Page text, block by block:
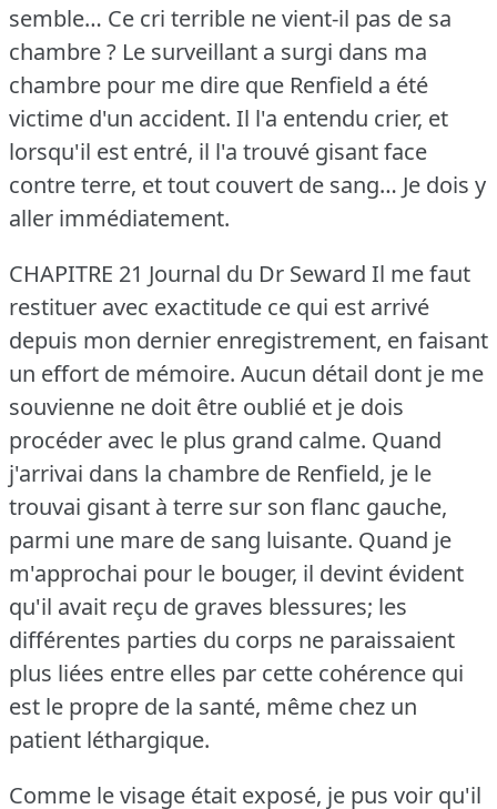
semble… Ce cri terrible ne vient-il pas de sa
chambre ? Le surveillant a surgi dans ma
chambre pour me dire que Renfield a été
victime d'un accident. Il l'a entendu crier, et
lorsqu'il est entré, il l'a trouvé gisant face
contre terre, et tout couvert de sang… Je dois y
aller immédiatement.
CHAPITRE 21 Journal du Dr Seward Il me faut
restituer avec exactitude ce qui est arrivé
depuis mon dernier enregistrement, en faisant
un effort de mémoire. Aucun détail dont je me
souvienne ne doit être oublié et je dois
procéder avec le plus grand calme. Quand
j'arrivai dans la chambre de Renfield, je le
trouvai gisant à terre sur son flanc gauche,
parmi une mare de sang luisante. Quand je
m'approchai pour le bouger, il devint évident
qu'il avait reçu de graves blessures; les
différentes parties du corps ne paraissaient
plus liées entre elles par cette cohérence qui
est le propre de la santé, même chez un
patient léthargique.
Comme le visage était exposé, je pus voir qu'il